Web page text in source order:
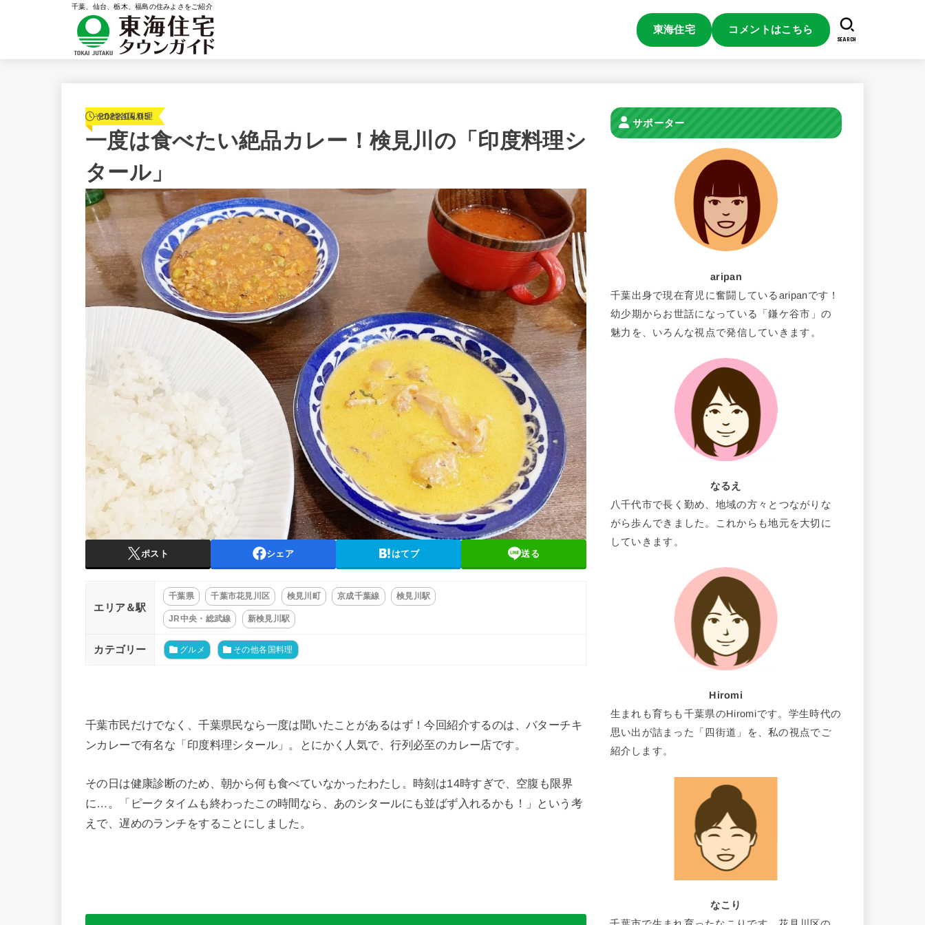
千葉、仙台、栃木、福島の住みよさをご紹介
東海住宅 コメントはこちら
SEARCH
その他各国料理
2022.04.05
一度は食べたい絶品カレー！検見川の「印度料理シ
タール」
ポスト シェア はてブ 送る
エリア＆駅
千葉県 千葉市花見川区 検見川町 京成千葉線 検見川駅
JR中央・総武線 新検見川駅
カテゴリー グルメ その他各国料理
千葉市民だけでなく、千葉県民なら一度は聞いたことがあるはず！今回紹介するのは、バターチキ
ンカレーで有名な「印度料理シタール」。とにかく人気で、行列必至のカレー店です。
その日は健康診断のため、朝から何も食べていなかったわたし。時刻は14時すぎで、空腹も限界
に…。「ピークタイムも終わったこの時間なら、あのシタールにも並ばず入れるかも！」という考
えで、遅めのランチをすることにしました。
サポーター
aripan
千葉出身で現在育児に奮闘しているaripanです！
幼少期からお世話になっている「鎌ケ谷市」の
魅力を、いろんな視点で発信していきます。
なるえ
八千代市で長く勤め、地域の方々とつながりな
がら歩んできました。これからも地元を大切に
していきます。
Hiromi
生まれも育ちも千葉県のHiromiです。学生時代の
思い出が詰まった「四街道」を、私の視点でご
紹介します。
なこり